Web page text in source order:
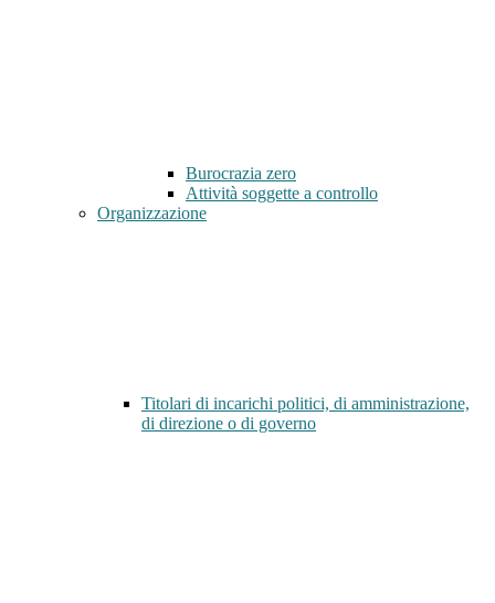
Burocrazia zero
Attività soggette a controllo
Organizzazione
Titolari di incarichi politici, di amministrazione,
di direzione o di governo